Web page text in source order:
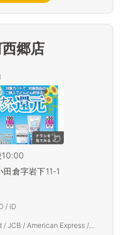
郷店
倉字岩下11-1
/ iD
/ JCB / American Express /